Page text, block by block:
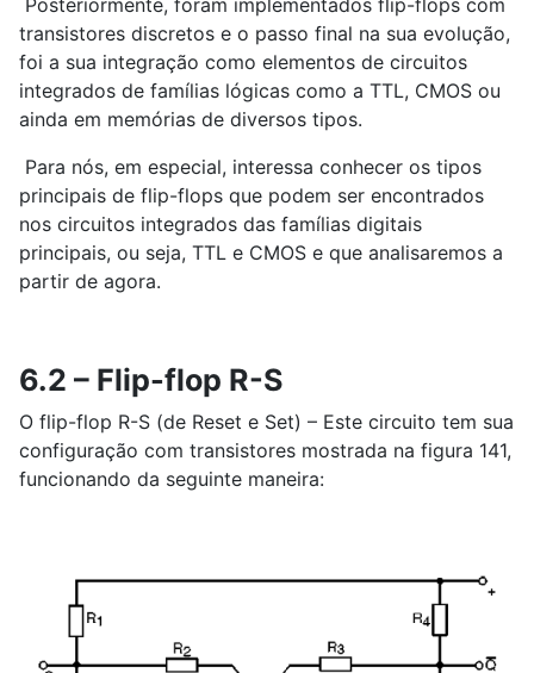
transistores discretos e o passo final na sua evolução,
foi a sua integração como elementos de circuitos
integrados de famílias lógicas como a TTL, CMOS ou
ainda em memórias de diversos tipos.
Para nós, em especial, interessa conhecer os tipos
principais de flip-flops que podem ser encontrados
nos circuitos integrados das famílias digitais
principais, ou seja, TTL e CMOS e que analisaremos a
partir de agora.
6.2 – Flip-flop R-S
O flip-flop R-S (de Reset e Set) – Este circuito tem sua
configuração com transistores mostrada na figura 141,
funcionando da seguinte maneira: